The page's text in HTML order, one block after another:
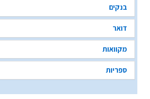
בנקים
דואר
מקוואות
ספריות